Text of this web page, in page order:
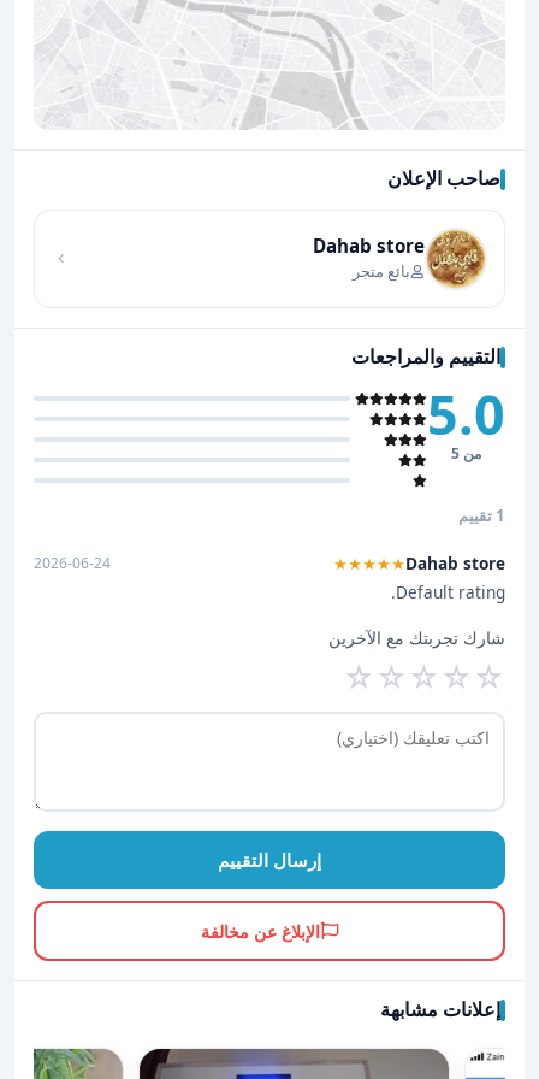
صاحب الإعلان
Dahab store
بائع متجر
التقييم والمراجعات
5.0
من 5
1 تقييم
Dahab store
★★★★★
2026-06-24
Default rating.
شارك تجربتك مع الآخرين
☆
☆
☆
☆
☆
إرسال التقييم
الإبلاغ عن مخالفة
إعلانات مشابهة